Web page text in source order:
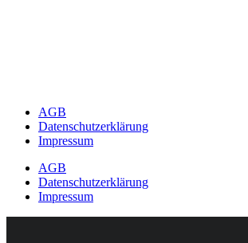
AGB
Datenschutzerklärung
Impressum
AGB
Datenschutzerklärung
Impressum